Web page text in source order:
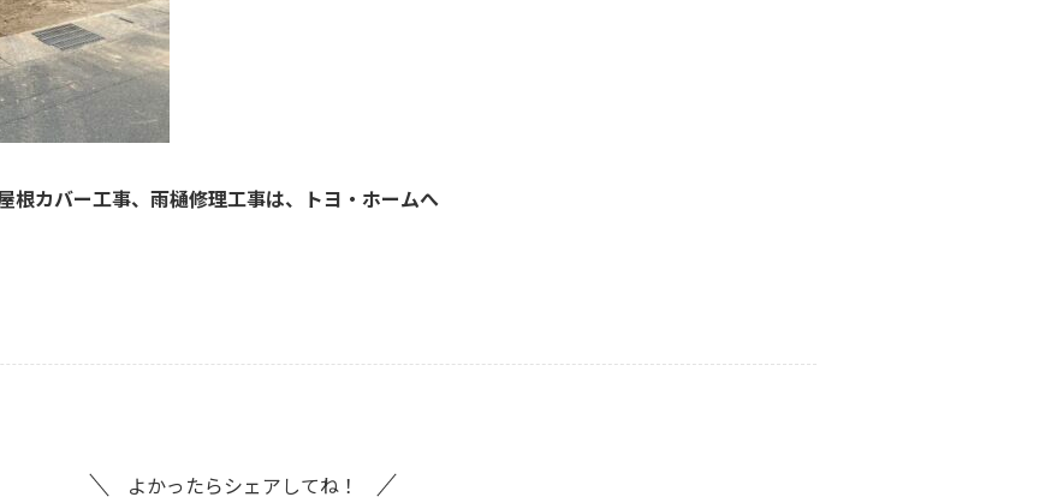
根カバー工事、雨樋修理工事は、トヨ・ホームへ
よかったらシェアしてね！